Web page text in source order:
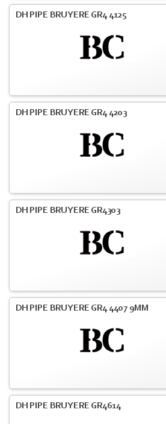
DH PIPE BRUYERE GR4 4125
DH PIPE BRUYERE GR4 4203
DH PIPE BRUYERE GR4303
DH PIPE BRUYERE GR4 4407 9MM
DH PIPE BRUYERE GR4614